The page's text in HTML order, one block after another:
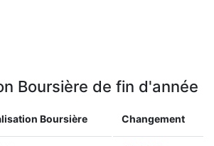
Boursière de fin d'année
Boursière Changement